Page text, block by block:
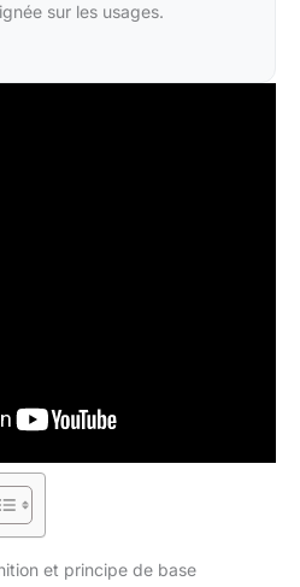
sur les usages.
et principe de base